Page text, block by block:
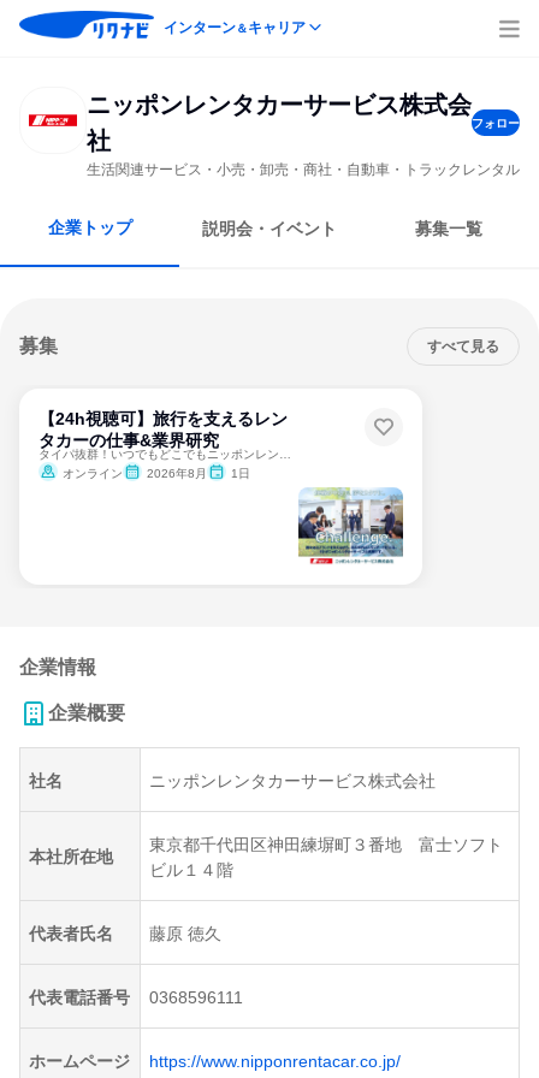
インターン＆キャリア
ニッポンレンタカーサービス株式会
社
フォロー
生活関連サービス・小売・卸売・商社・自動車・トラックレンタル
企業トップ 説明会・イベント 募集一覧
募集 すべて見る
【24h視聴可】旅行を支えるレン
タカーの仕事&業界研究
オンライン
2026年8月 1日
企業情報
企業概要
社名 ニッポンレンタカーサービス株式会社
本社所在地
東京都千代田区神田練塀町３番地 富士ソフト
ビル１４階
代表者氏名 藤原 徳久
代表電話番号 0368596111
ホームページ https://www.nipponrentacar.co.jp/